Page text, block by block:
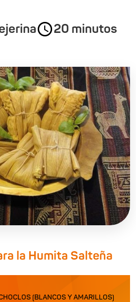
20 minutos
la Humita Salteña
(BLANCOS Y AMARILLOS)